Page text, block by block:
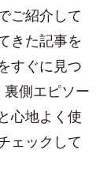
ご紹介して
きた記事を
すぐに見つ
側エピソー
心地よく使
ェックして